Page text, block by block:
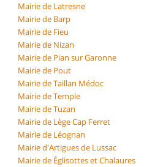
Mairie de Latresne
Mairie de Barp
Mairie de Fieu
Mairie de Nizan
Mairie de Pian sur Garonne
Mairie de Pout
Mairie de Taillan Médoc
Mairie de Temple
Mairie de Tuzan
Mairie de Lège Cap Ferret
Mairie de Léognan
Mairie d'Artigues de Lussac
Mairie de Églisottes et Chalaures